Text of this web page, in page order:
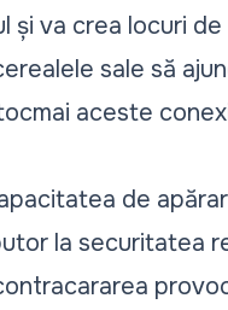
și va crea locuri
sale să
aceste
de
la securitatea